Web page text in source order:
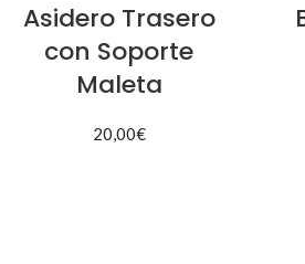
Asidero Trasero
con Soporte
Maleta
20,00€